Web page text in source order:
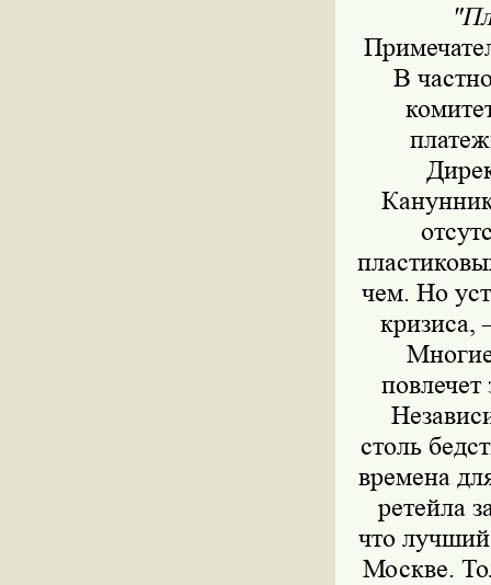
В
чем. Но
кризиса,
столь
времена
ретейла
что
Москве.